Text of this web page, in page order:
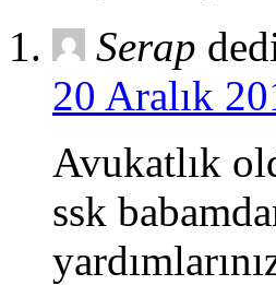
Serap
20 Aralık
Avukatlık
ssk